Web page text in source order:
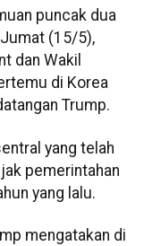
puncak dua
Jumat (15/5),
dan Wakil
di Korea
Trump.
yang telah
pemerintahan
yang lalu.
mengatakan di